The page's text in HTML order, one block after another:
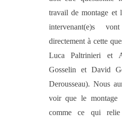
travail de montage et
intervenant(e)s
directement à cette
Luca Paltrinieri et
Gosselin et David
Derousseau). Nous
voir que le montage
comme ce qui relie